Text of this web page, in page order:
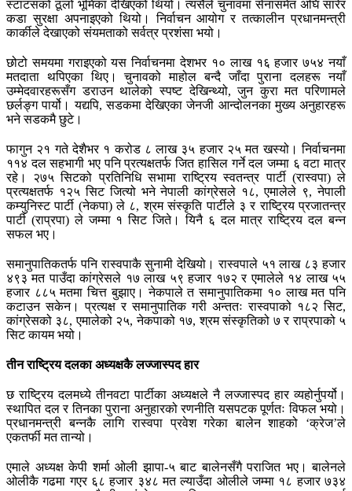
स्टाटसको ठूलो भूमिका देखिएको थियो। त्यसैले चुनावमा सेनासमेत अघि सारेर
कडा सुरक्षा अपनाइएको थियो। निर्वाचन आयोग र तत्कालीन प्रधानमन्त्री
कार्कीले देखाएको संयमताको सर्वत्र प्रशंसा भयो।
छोटो समयमा गराइएको यस निर्वाचनमा देशभर १० लाख १६ हजार ७५४ नयाँ
मतदाता थपिएका थिए। चुनावको माहोल बन्दै जाँदा पुराना दलहरू नयाँ
उम्मेदवारहरूसँग डराउन थालेको स्पष्ट देखिन्थ्यो, जुन कुरा मत परिणामले
छर्लङ्ग पार्यो। यद्यपि, सडकमा देखिएका जेनजी आन्दोलनका मुख्य अनुहारहरू
भने सडकमै छुटे।
फागुन २१ गते देशैभर १ करोड ८ लाख ३५ हजार २५ मत खस्यो। निर्वाचनमा
११४ दल सहभागी भए पनि प्रत्यक्षतर्फ जित हासिल गर्ने दल जम्मा ६ वटा मात्र
रहे। २७५ सिटको प्रतिनिधि सभामा राष्ट्रिय स्वतन्त्र पार्टी (रास्वपा) ले
प्रत्यक्षतर्फ १२५ सिट जित्यो भने नेपाली कांग्रेसले १८, एमालेले ९, नेपाली
कम्युनिस्ट पार्टी (नेकपा) ले ८, श्रम संस्कृति पार्टीले ३ र राष्ट्रिय प्रजातन्त्र
पार्टी (राप्रपा) ले जम्मा १ सिट जिते। यिनै ६ दल मात्र राष्ट्रिय दल बन्न
सफल भए।
समानुपातिकतर्फ पनि रास्वपाकै सुनामी देखियो। रास्वपाले ५१ लाख ८३ हजार
४९३ मत पाउँदा कांग्रेसले १७ लाख ५९ हजार १७२ र एमालेले १४ लाख ५५
हजार ८८५ मतमा चित्त बुझाए। नेकपाले त समानुपातिकमा १० लाख मत पनि
कटाउन सकेन। प्रत्यक्ष र समानुपातिक गरी अन्ततः रास्वपाको १८२ सिट,
कांग्रेसको ३८, एमालेको २५, नेकपाको १७, श्रम संस्कृतिको ७ र राप्रपाको ५
सिट कायम भयो।
तीन राष्ट्रिय दलका अध्यक्षकै लज्जास्पद हार
छ राष्ट्रिय दलमध्ये तीनवटा पार्टीका अध्यक्षले नै लज्जास्पद हार व्यहोर्नुपर्यो।
स्थापित दल र तिनका पुराना अनुहारको रणनीति यसपटक पूर्णतः विफल भयो।
प्रधानमन्त्री बन्नकै लागि रास्वपा प्रवेश गरेका बालेन शाहको ‘क्रेज’ले
एकतर्फी मत तान्यो।
एमाले अध्यक्ष केपी शर्मा ओली झापा-५ बाट बालेनसँगै पराजित भए। बालेनले
ओलीकै गढमा गएर ६८ हजार ३४८ मत ल्याउँदा ओलीले जम्मा १८ हजार ७३४